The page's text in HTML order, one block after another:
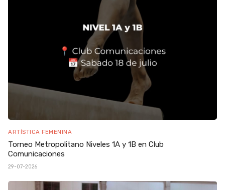
ARTÍSTICA FEMENINA
Torneo Metropolitano Niveles 1A y 1B en Club
Comunicaciones
29-07-2026